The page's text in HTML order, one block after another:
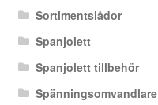
Sortimentslådor
Spanjolett
Spanjolett tillbehör
Spänningsomvandlare